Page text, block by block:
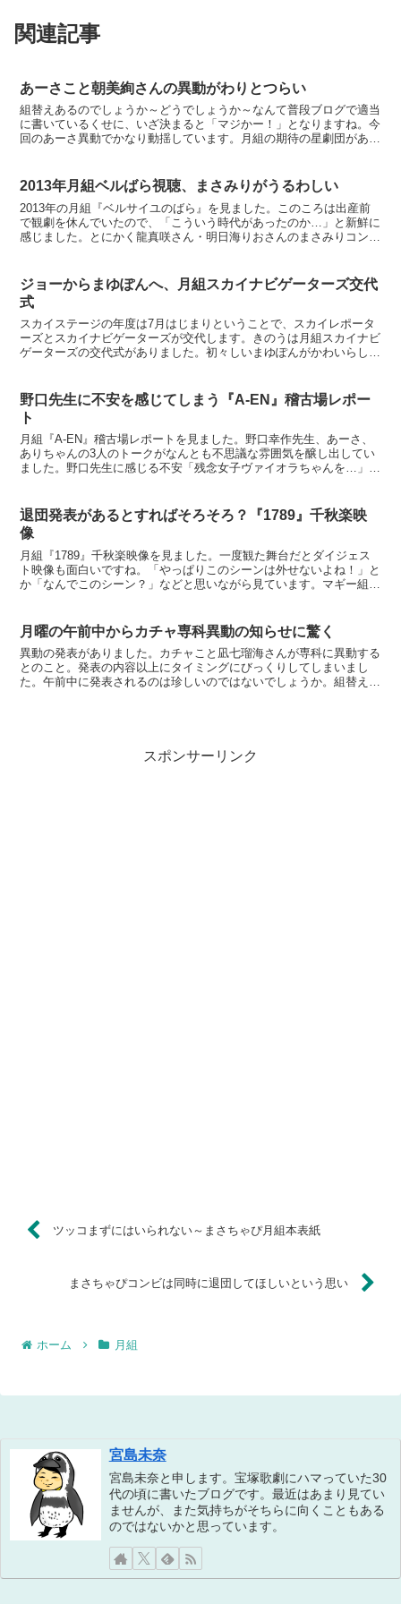
関連記事
あーさこと朝美絢さんの異動がわりとつらい
組替えあるのでしょうか～どうでしょうか～なんて普段ブログで適当
に書いているくせに、いざ決まると「マジかー！」となりますね。今
回のあーさ異動でかなり動揺しています。月組の期待の星劇団があり
2013年月組ベルばら視聴、まさみりがうるわしい
2013年の月組『ベルサイユのばら』を見ました。このころは出産前
で観劇を休んでいたので、「こういう時代があったのか…」と新鮮に
感じました。とにかく龍真咲さん・明日海りおさんのまさみりコンビ
ジョーからまゆぽんへ、月組スカイナビゲーターズ交代
式
スカイステージの年度は7月はじまりということで、スカイレポータ
ーズとスカイナビゲーターズが交代します。きのうは月組スカイナビ
ゲーターズの交代式がありました。初々しいまゆぽんがかわいらしか
野口先生に不安を感じてしまう『A-EN』稽古場レポー
ト
月組『A-EN』稽古場レポートを見ました。野口幸作先生、あーさ、
ありちゃんの3人のトークがなんとも不思議な雰囲気を醸し出してい
ました。野口先生に感じる不安「残念女子ヴァイオラちゃんを…」な
退団発表があるとすればそろそろ？『1789』千秋楽映
像
月組『1789』千秋楽映像を見ました。一度観た舞台だとダイジェス
ト映像も面白いですね。「やっぱりこのシーンは外せないよね！」と
か「なんでこのシーン？」などと思いながら見ています。マギー組替
月曜の午前中からカチャ専科異動の知らせに驚く
異動の発表がありました。カチャこと凪七瑠海さんが専科に異動する
とのこと。発表の内容以上にタイミングにびっくりしてしまいまし
た。午前中に発表されるのは珍しいのではないでしょうか。組替えの
スポンサーリンク
ツッコまずにはいられない～まさちゃぴ月組本表紙
まさちゃぴコンビは同時に退団してほしいという思い
ホーム 月組
宮島未奈
宮島未奈と申します。宝塚歌劇にハマっていた30
代の頃に書いたブログです。最近はあまり見てい
ませんが、また気持ちがそちらに向くこともある
のではないかと思っています。